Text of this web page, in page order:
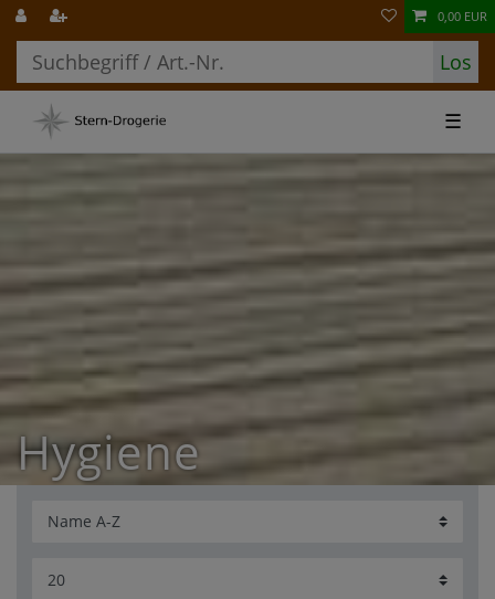
Los
0,00 EUR
☰
Hygiene